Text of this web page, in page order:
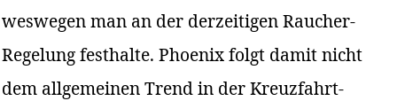
weswegen man an der derzeitigen Raucher-
Regelung festhalte. Phoenix folgt damit nicht
dem allgemeinen Trend in der Kreuzfahrt-